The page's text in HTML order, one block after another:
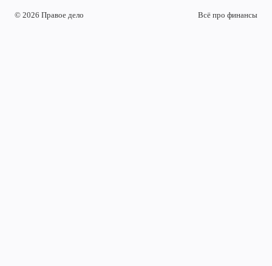
© 2026 Правое дело Всё про финансы